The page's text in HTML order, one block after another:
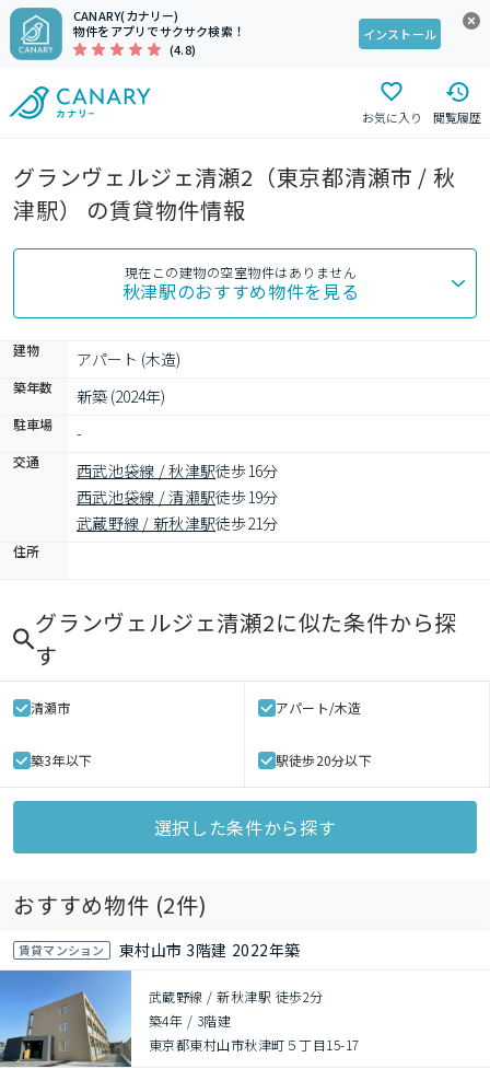
CANARY(カナリー)
物件をアプリでサクサク検索！
(4.8)
インストール
お気に入り 閲覧履歴
グランヴェルジェ清瀬2（東京都清瀬市 / 秋
津駅） の賃貸物件情報
現在この建物の空室物件はありません
秋津駅のおすすめ物件を見る
建物 アパート (木造)
築年数 新築 (2024年)
駐車場 -
交通 西武池袋線 / 秋津駅徒歩16分
西武池袋線 / 清瀬駅徒歩19分
武蔵野線 / 新秋津駅徒歩21分
住所
グランヴェルジェ清瀬2に似た条件から探
す
清瀬市 アパート/木造
築3年以下 駅徒歩20分以下
選択した条件から探す
おすすめ物件 (2件)
賃貸マンション 東村山市 3階建 2022年築
武蔵野線 / 新秋津駅 徒歩2分
築4年 / 3階建
東京都東村山市秋津町５丁目15-17